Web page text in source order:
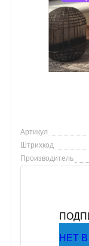
Артикул
Штрихкод
Производитель
НЕТ